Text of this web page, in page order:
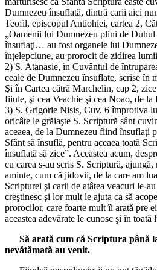
Dumnezeu însuflată, dintră carii aici
Teofil, episcopul Antiohiei, cartea 2,
„Oamenii lui Dumnezeu plini de Duhul
însuflaţi… au fost organele lui
înţelepciune, au prorocit de zidirea
2) S. Atanasie, în Cuvântul de
ceale de Dumnezeu însuflate, scrise în
Şi în Cartea cătră Marchelin, cap 2,
fiiule, şi cea Veachie şi cea Noao, de la
3) S. Grigorie Nisis, Cuv. 6 împrotiva
oricâte le grăiaşte S. Scriptură sânt
aceaea, de la Dumnezeu fiind însuflaţi
Sfânt să însuflă, pentru aceaea toată
însuflată să zice”. Aceastea acum,
cu carea s-au scris S. Scriptură,
aminte, cum că jidovii, de la care am
Scripturei şi carii de atâtea veacuri le-
creştinesc şi lor mult le ajuta ca să
prorocilor, care foarte mult îi arată pre
aceastea adevărate le cunosc şi în toată
Să arată cum că Scriptura până
nevătămată au venit.